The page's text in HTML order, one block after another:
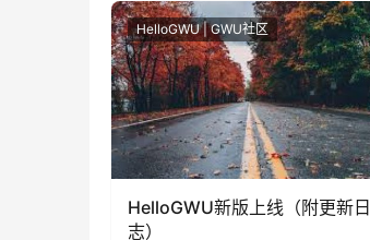
HelloGWU | GWU社区
HelloGWU新版上线（附更新日
志）